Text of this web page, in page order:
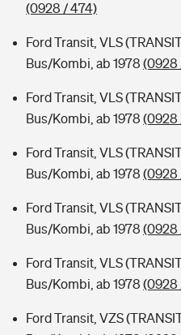
(0928 / 474)
Ford Transit, VLS
Bus/Kombi, ab 1978 (0928
Ford Transit, VLS
Bus/Kombi, ab 1978 (0928
Ford Transit, VLS
Bus/Kombi, ab 1978 (0928
Ford Transit, VLS
Bus/Kombi, ab 1978 (0928
Ford Transit, VLS
Bus/Kombi, ab 1978 (0928
Ford Transit, VZS